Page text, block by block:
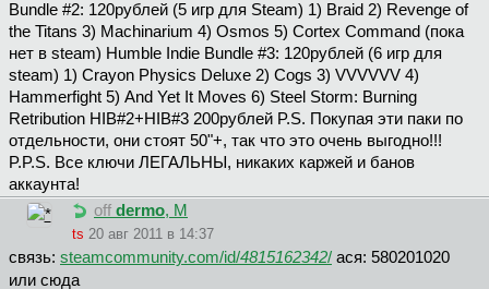
Bundle #2: 120рублей (5 игр для Steam) 1) Braid 2) Revenge of
the Titans 3) Machinarium 4) Osmos 5) Cortex Command (пока
нет в steam) Humble Indie Bundle #3: 120рублей (6 игр для
steam) 1) Crayon Physics Deluxe 2) Cogs 3) VVVVVV 4)
Hammerfight 5) And Yet It Moves 6) Steel Storm: Burning
Retribution HIB#2+HIB#3 200рублей P.S. Покупая эти паки по
отдельности, они стоят 50"+, так что это очень выгодно!!!
P.P.S. Все ключи ЛЕГАЛЬНЫ, никаких каржей и банов
аккаунта!
off dermo, М
ts 20 авг 2011 в 14:37
связь: steamcommunity.com/id/4815162342/ ася: 580201020
или сюда